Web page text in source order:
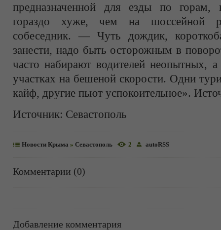
предназначенной для езды по горам,
гораздо хуже, чем на шоссейной
собеседник. — Чуть дождик,
занести, надо быть осторожным в
часто набирают водителей неопытных,
участках на бешеной скорости. Одни
кайф, другие пьют успокоительное».
Источник: Севастополь
Новости Крыма » Севастополь 2 autoRSS
Комментарии (0)
Добавление комментария